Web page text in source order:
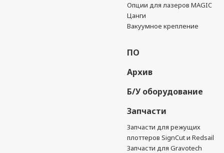
Опции для лазеров MAGIC
Цанги
Вакуумное крепление
ПО
Архив
Б/У оборудование
Запчасти
Запчасти для режущих
плоттеров SignCut и Redsail
Запчасти для Gravotech